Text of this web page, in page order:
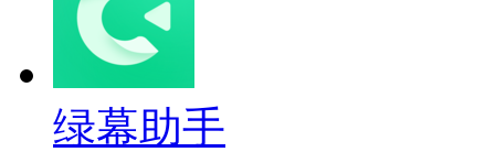
绿幕助手